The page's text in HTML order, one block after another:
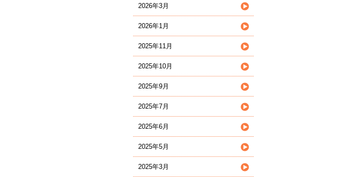
2026年3月
2026年1月
2025年11月
2025年10月
2025年9月
2025年7月
2025年6月
2025年5月
2025年3月